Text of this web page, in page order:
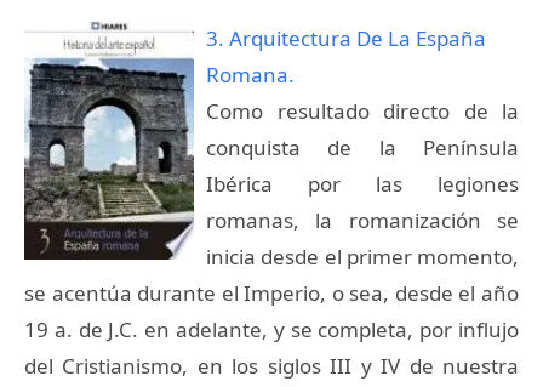
3. Arquitectura De La España
Romana.
Como resultado directo de la
conquista de la Península
Ibérica por las legiones
romanas, la romanización se
inicia desde el primer momento,
se acentúa durante el Imperio, o sea, desde el año
19 a. de J.C. en adelante, y se completa, por influjo
del Cristianismo, en los siglos III y IV de nuestra